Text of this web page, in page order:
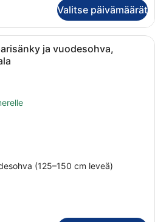
Valitse päivämäärät
Hotellihuone, jossa on parveke,
ja vuodesohva,
(125–150 cm leveä)